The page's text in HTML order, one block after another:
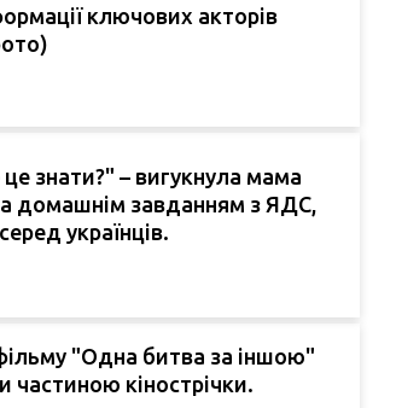
ключових акторів
знати?" – вигукнула мама
домашнім завданням з ЯДС,
українців.
"Одна битва за іншою"
частиною кінострічки.